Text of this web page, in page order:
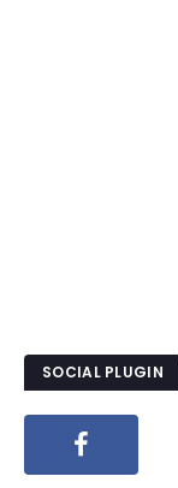
SOCIAL PLUGIN